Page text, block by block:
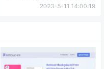
2023-5-11 14:00:19